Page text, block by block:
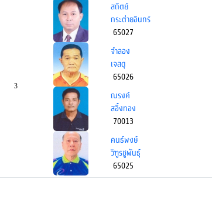
3
สถิตย์
กระต่ายอินทร์
65027
จำลอง
เจสดุ
65026
ณรงค์
สอิ้งทอง
70013
คนธ์พงษ์
วิฑูรชูพันธ์ุ
65025